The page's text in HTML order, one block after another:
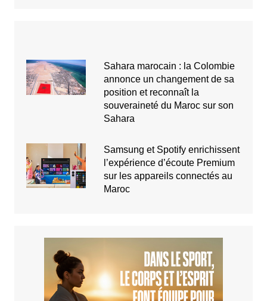
Sahara marocain : la Colombie
annonce un changement de sa
position et reconnaît la
souveraineté du Maroc sur son
Sahara
Samsung et Spotify enrichissent
l’expérience d’écoute Premium
sur les appareils connectés au
Maroc